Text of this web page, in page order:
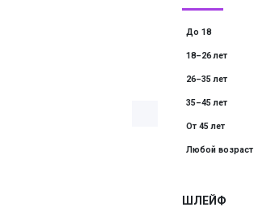
До 18
18–26 лет
26–35 лет
35–45 лет
От 45 лет
Любой возраст
ШЛЕЙФ